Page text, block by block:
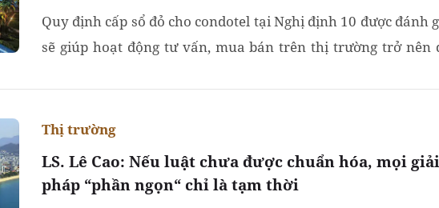
Quy định cấp sổ đỏ cho condotel tại Nghị định 10 được đánh
sẽ giúp hoạt động tư vấn, mua bán trên thị trường trở nên
LS. Lê Cao: Nếu luật chưa được chuẩn hóa, mọi giải
pháp “phần ngọn“ chỉ là tạm thời
Thị trường